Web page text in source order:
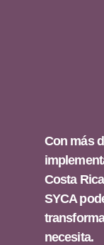
Con más
Costa
SYCA
necesita.